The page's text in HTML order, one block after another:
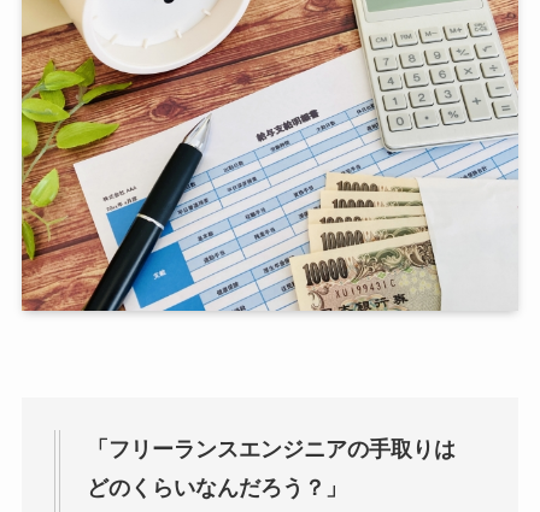
「フリーランスエンジニアの手取りは
どのくらいなんだろう？」